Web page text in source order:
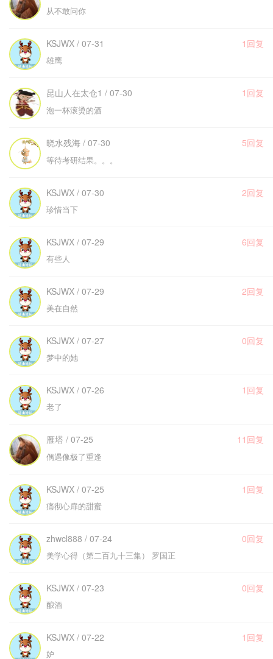
从不敢问你
KSJWX / 07-31 1回复
雄鹰
昆山人在太仓1 / 07-30 1回复
泡一杯滚烫的酒
晓水残海 / 07-30 5回复
等待考研结果。。。
KSJWX / 07-30 2回复
珍惜当下
KSJWX / 07-29 6回复
有些人
KSJWX / 07-29 2回复
美在自然
KSJWX / 07-27 0回复
梦中的她
KSJWX / 07-26 1回复
老了
雁塔 / 07-25 11回复
偶遇像极了重逢
KSJWX / 07-25 1回复
痛彻心扉的甜蜜
zhwcl888 / 07-24 0回复
美学心得（第二百九十三集） 罗国正
KSJWX / 07-23 0回复
酿酒
KSJWX / 07-22 1回复
妒